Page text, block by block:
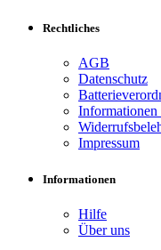
Rechtliches
AGB
Datenschutz
Informationen
Impressum
Informationen
Hilfe
Über uns